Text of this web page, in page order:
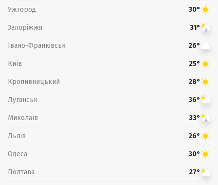
Ужгород 30°
Запоріжжя 31°
Івано-Франківськ 26°
Київ 25°
Кропивницький 28°
Луганськ 36°
Миколаїв 33°
Львів 26°
Одеса 30°
Полтава 27°